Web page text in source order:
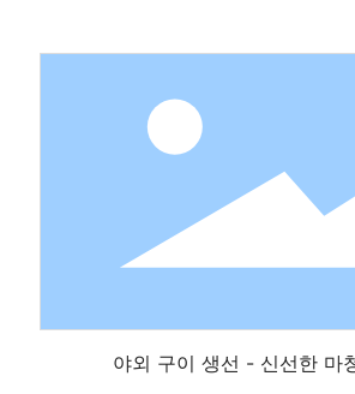
구이 생선 - 신선한 마청 청화椒